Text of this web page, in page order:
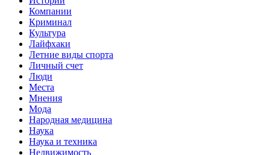
Компании
Криминал
Культура
Лайфхаки
Летние виды спорта
Личный счет
Люди
Места
Мнения
Мода
Народная медицина
Наука
Наука и техника
Недвижимость